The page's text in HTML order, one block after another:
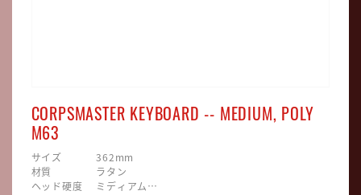
CORPSMASTER KEYBOARD -- MEDIUM, POLY
M63
サイズ 362mm
材質 ラタン
ヘッド硬度 ミディアム